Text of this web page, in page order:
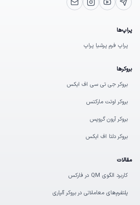
تلگرام پشتیبانی
یوتیوباینستاگرامایمیل
پراپ‌ها
پراپ فرم پرشیا پراپ
بروکرها
بروکر جی تی سی اف ایکس
بروکر اوتت مارکتس
بروکر آرون گروپس
بروکر دلتا اف ایکس
مقالات
کاربرد الگوی QM در فارکس
پلتفرم‌های معاملاتی در بروکر آلپاری